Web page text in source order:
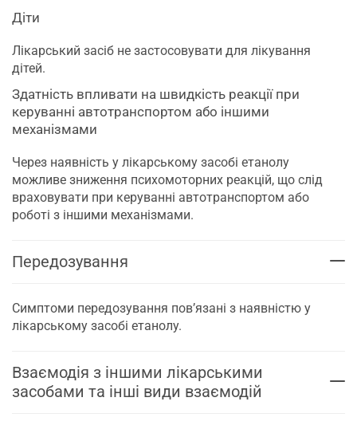
Діти
Лікарський засіб не застосовувати для лікування
дітей.
Здатність впливати на швидкість реакції при
керуванні автотранспортом або іншими
механізмами
Через наявність у лікарському засобі етанолу
можливе зниження психомоторних реакцій, що слід
враховувати при керуванні автотранспортом або
роботі з іншими механізмами.
Передозування
Симптоми передозування пов’язані з наявністю у
лікарському засобі етанолу.
Взаємодія з іншими лікарськими
засобами та інші види взаємодій